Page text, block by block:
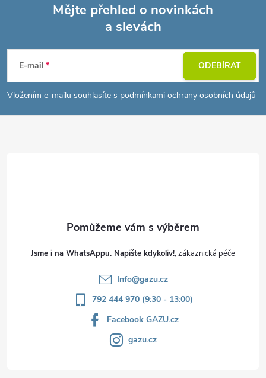
p
a
Mějte přehled o novinkách
a slevách
E-mail
Vložením e-mailu souhlasíte s podmínkami ochrany osobních údajů
ODEBÍRAT
Jsme i na WhatsAppu. Napište kdykoliv!
Info@gazu.cz
792 444 970 (9:30 - 13:00)
Facebook GAZU.cz
gazu.cz